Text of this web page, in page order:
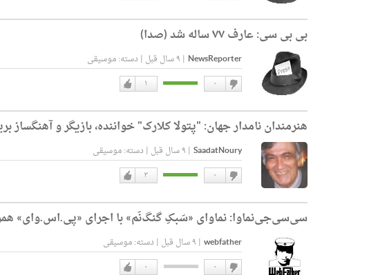
دارم
نداشتن
بی بی سی:عارف ۷۷ ساله شد (صدا)
NewsReporter
| ۹ سال قبل | دسته:موسیقی
دارم
۱ ۰
نداشتن
هنرمندان نامدار جهان: "پتولا کلارک" خواننده٬ بازیگر و آهنگساز بریتانیایی
SaadatNoury
| ۹ سال قبل | دسته:موسیقی
دارم
۳ ۰
نداشتن
سی‌سی‌جی‌نماوا:نماوای «سَبکِ گنگ‌نَم» با اجرای «پی.اس.وای»
webfather
| ۹ سال قبل | دسته:موسیقی
۰ ۰